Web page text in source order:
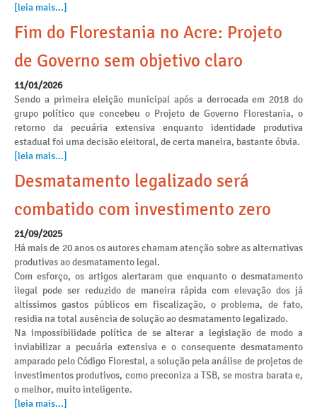
[leia mais...]
Fim do Florestania no Acre: Projeto
de Governo sem objetivo claro
11/01/2026
Sendo a primeira eleição municipal após a derrocada em 2018 do
grupo político que concebeu o Projeto de Governo Florestania, o
retorno da pecuária extensiva enquanto identidade produtiva
estadual foi uma decisão eleitoral, de certa maneira, bastante óbvia.
[leia mais...]
Desmatamento legalizado será
combatido com investimento zero
21/09/2025
Há mais de 20 anos os autores chamam atenção sobre as alternativas
produtivas ao desmatamento legal.
Com esforço, os artigos alertaram que enquanto o desmatamento
ilegal pode ser reduzido de maneira rápida com elevação dos já
altíssimos gastos públicos em fiscalização, o problema, de fato,
residia na total ausência de solução ao desmatamento legalizado.
Na impossibilidade política de se alterar a legislação de modo a
inviabilizar a pecuária extensiva e o consequente desmatamento
amparado pelo Código Florestal, a solução pela análise de projetos de
investimentos produtivos, como preconiza a TSB, se mostra barata e,
o melhor, muito inteligente.
[leia mais...]